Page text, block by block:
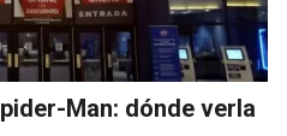
Man: dónde verla